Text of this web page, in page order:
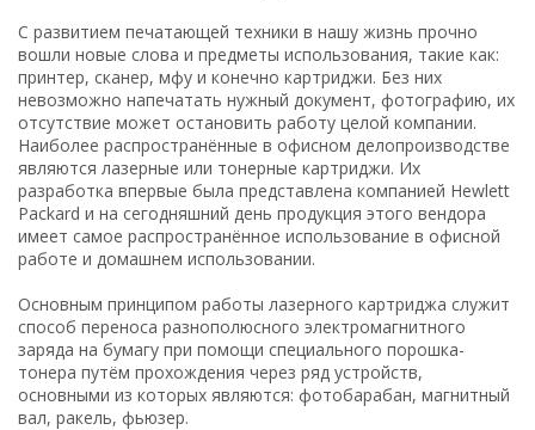
С развитием печатающей техники в нашу жизнь прочно
вошли новые слова и предметы использования, такие как:
принтер, сканер, мфу и конечно картриджи. Без них
невозможно напечатать нужный документ, фотографию, их
отсутствие может остановить работу целой компании.
Наиболее распространённые в офисном делопроизводстве
являются лазерные или тонерные картриджи. Их
разработка впервые была представлена компанией Hewlett
Packard и на сегодняшний день продукция этого вендора
имеет самое распространённое использование в офисной
работе и домашнем использовании.
Основным принципом работы лазерного картриджа служит
способ переноса разнополюсного электромагнитного
заряда на бумагу при помощи специального порошка-
тонера путём прохождения через ряд устройств,
основными из которых являются: фотобарабан, магнитный
вал, ракель, фьюзер.